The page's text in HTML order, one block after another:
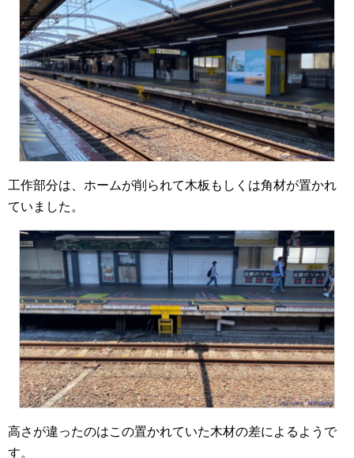
工作部分は、ホームが削られて木板もしくは角材が置かれ
ていました。
高さが違ったのはこの置かれていた木材の差によるようで
す。